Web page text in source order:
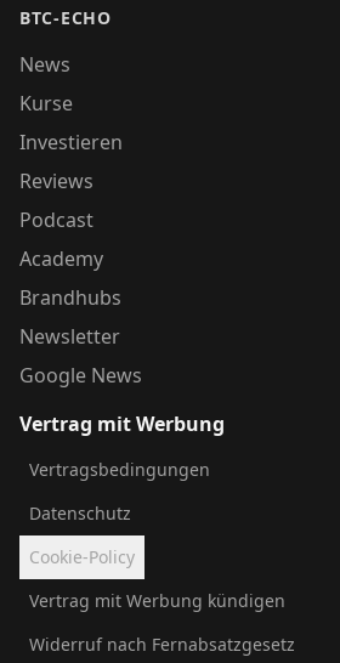
BTC-ECHO
News
Kurse
Investieren
Reviews
Podcast
Academy
Brandhubs
Newsletter
Google News
Vertrag mit Werbung
Vertragsbedingungen
Datenschutz
Cookie-Policy
Vertrag mit Werbung kündigen
Widerruf nach Fernabsatzgesetz